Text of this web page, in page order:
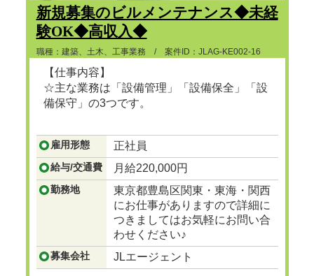
新規募集のビルメンテナンス◆未経
験OK◆高収入◆
職種：建築、土木、工事業務 / 案件ID：JLAG-KE002-16
【仕事内容】
☆主な業務は「設備管理」「設備保全」「設
備保守」の3つです。
...つづきを見る
雇用形態 正社員
給与/交通費 月給220,000円
勤務地
東京都豊島区関東・東海・関西
にお仕事がありますので詳細に
つきましてはお気軽にお問い合
わせください♪
募集会社 JLエージェント